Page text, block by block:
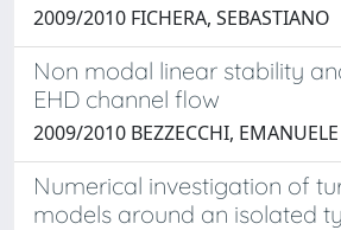
2009/2010 FICHERA, SEBASTIANO
Non modal linear stability
EHD channel flow
2009/2010 BEZZECCHI, EMANUELE
Numerical investigation of
models around an isolated